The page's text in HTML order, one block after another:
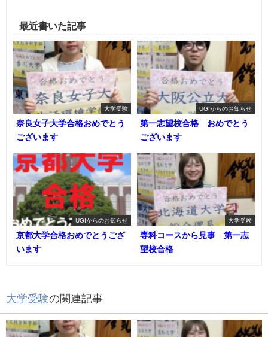
最近書いた記事
大学受験
奈良女子大学合格おめでとう
ございます
UGIからのお知らせ
第一志望校合格 おめでとう
ございます
UGIからのお知らせ
京都大学合格おめでとうござ
います
大学受験
専科コースから見事 第一志
望校合格
大学受験の関連記事